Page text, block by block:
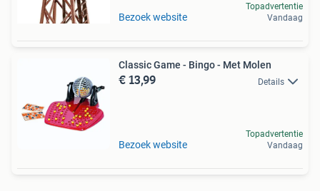
Bezoek website
Topadvertentie
Vandaag
Classic Game - Bingo - Met Molen
€ 13,99 Details
Bezoek website
Topadvertentie
Vandaag